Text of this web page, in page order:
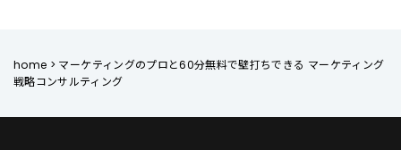
home > マーケティングのプロと60分無料で壁打ちできる マーケティング
戦略コンサルティング